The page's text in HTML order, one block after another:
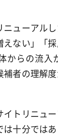
ニューアル
えない」「
からの流入
補者の理解
イトリニュ
は十分では